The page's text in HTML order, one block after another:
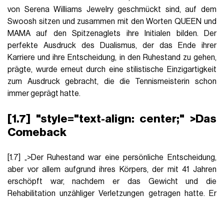
von Serena Williams Jewelry geschmückt sind, auf dem
Swoosh sitzen und zusammen mit den Worten QUEEN und
MAMA auf den Spitzenaglets ihre Initialen bilden. Der
perfekte Ausdruck des Dualismus, der das Ende ihrer
Karriere und ihre Entscheidung, in den Ruhestand zu gehen,
prägte, wurde erneut durch eine stilistische Einzigartigkeit
zum Ausdruck gebracht, die die Tennismeisterin schon
immer geprägt hatte.
[1.7] "style="text-align: center;" >Das
Comeback
[1.7] „>Der Ruhestand war eine persönliche Entscheidung,
aber vor allem aufgrund ihres Körpers, der mit 41 Jahren
erschöpft war, nachdem er das Gewicht und die
Rehabilitation unzähliger Verletzungen getragen hatte. Er